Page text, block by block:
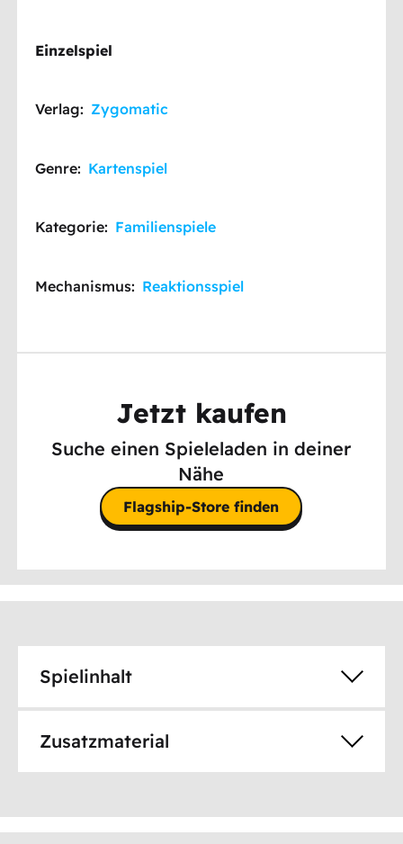
Einzelspiel
Verlag: Zygomatic
Genre: Kartenspiel
Kategorie: Familienspiele
Mechanismus: Reaktionsspiel
Jetzt kaufen
Suche einen Spieleladen in deiner
Nähe
Flagship-Store finden
Spielinhalt
Zusatzmaterial